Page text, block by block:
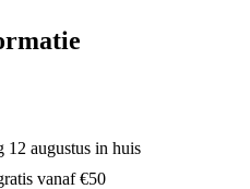
12 augustus in huis
vanaf €50